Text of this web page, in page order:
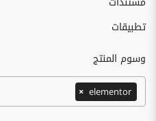
تطبيقات
وسوم المنتج
× elementor